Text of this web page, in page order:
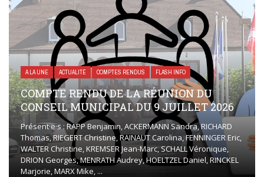
A LA UNE ACTUALITÉ COMPTES RENDUS FLASH INFO
COMPTE RENDU DE LA RÉUNION DU
CONSEIL MUNICIPAL DU 9 JUILLET 2026
Présent·e·s : RAPP Benjamin, ACKERMANN Sandra, RICHARD
Thomas, RIEGERT Christine, RAINAUT Carolina, FENNINGER Eric,
WALTER Christine, KREMSER Jean-Marc, SCHALL Véronique,
DRION Georges, MENRATH Audrey, HOELTZEL Daniel, RINCKEL
Marjorie, MARX Mike, ...